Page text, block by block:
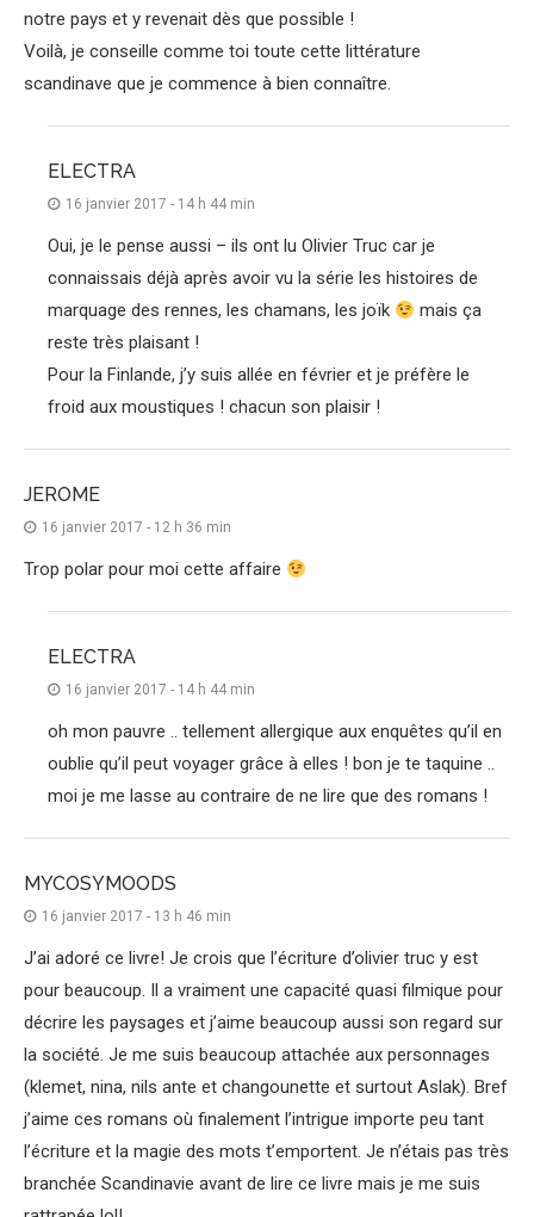
notre pays et y revenait dès que possible !
Voilà, je conseille comme toi toute cette littérature
scandinave que je commence à bien connaître.
ELECTRA
16 janvier 2017 - 14 h 44 min
Oui, je le pense aussi – ils ont lu Olivier Truc car je
connaissais déjà après avoir vu la série les histoires de
marquage des rennes, les chamans, les joïk
mais ça
reste très plaisant !
Pour la Finlande, j’y suis allée en février et je préfère le
froid aux moustiques ! chacun son plaisir !
JEROME
16 janvier 2017 - 12 h 36 min
Trop polar pour moi cette affaire
ELECTRA
16 janvier 2017 - 14 h 44 min
oh mon pauvre .. tellement allergique aux enquêtes qu’il en
oublie qu’il peut voyager grâce à elles ! bon je te taquine ..
moi je me lasse au contraire de ne lire que des romans !
MYCOSYMOODS
16 janvier 2017 - 13 h 46 min
J’ai adoré ce livre! Je crois que l’écriture d’olivier truc y est
pour beaucoup. Il a vraiment une capacité quasi filmique pour
décrire les paysages et j’aime beaucoup aussi son regard sur
la société. Je me suis beaucoup attachée aux personnages
(klemet, nina, nils ante et changounette et surtout Aslak). Bref
j’aime ces romans où finalement l’intrigue importe peu tant
l’écriture et la magie des mots t’emportent. Je n’étais pas très
branchée Scandinavie avant de lire ce livre mais je me suis